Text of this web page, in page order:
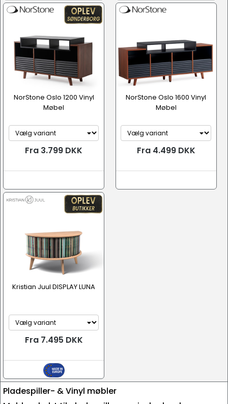
NorStone Oslo 1200 Vinyl
Møbel
Fra 3.799 DKK
NorStone Oslo 1600 Vinyl
Møbel
Fra 4.499 DKK
Kristian Juul DISPLAY LUNA
Fra 7.495 DKK
Pladespiller- & Vinyl møbler